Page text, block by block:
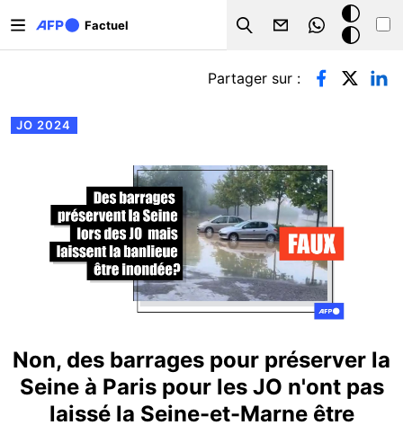
Factuel
Search
Mode
sombre
Onglets principaux
JO 2024
Partager sur :
Non, des barrages pour préserver la
Seine à Paris pour les JO n'ont pas
laissé la Seine-et-Marne être